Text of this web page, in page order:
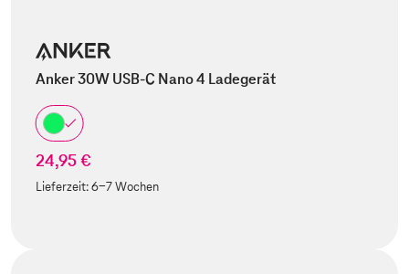
Anker 30W USB-C Nano 4 Ladegerät
24,95 €
Lieferzeit:6-7 Wochen